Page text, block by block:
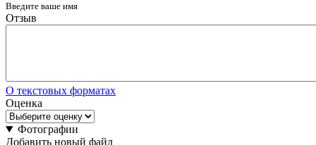
Введите ваше имя
Отзыв
О текстовых форматах
Оценка
Фотографии
Добавить новый файл